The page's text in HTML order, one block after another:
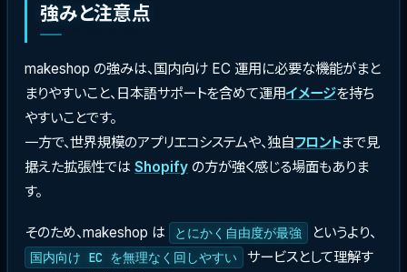
強みと注意点
makeshop の強みは、国内向け EC 運用に必要な機能がまと
まりやすいこと、日本語サポートを含めて運用イメージを持ち
やすいことです。
一方で、世界規模のアプリエコシステムや、独自フロントまで見
据えた拡張性では Shopify の方が強く感じる場面もありま
す。
そのため、makeshop は とにかく自由度が最強 というより、
国内向け EC を無理なく回しやすい
サービスとして理解す